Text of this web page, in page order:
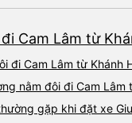
Cam Lâm từ
đi Cam Lâm từ Khánh
nằm đôi đi Cam
gặp khi đặt xe